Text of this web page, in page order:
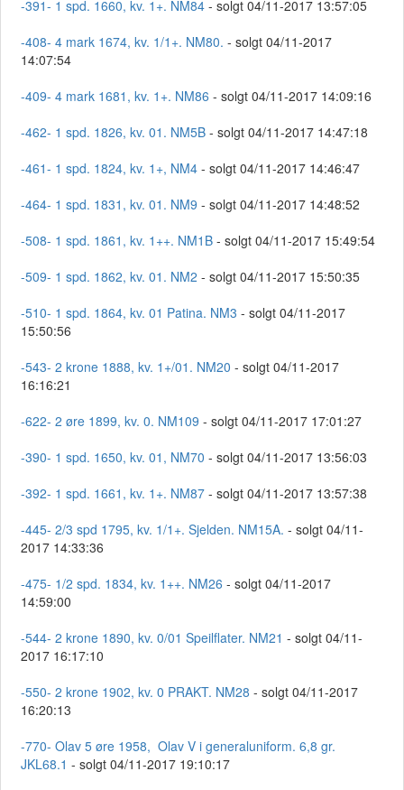
-391- 1 spd. 1660, kv. 1+. NM84 - solgt 04/11-2017 13:57:05
-408- 4 mark 1674, kv. 1/1+. NM80. - solgt 04/11-2017
14:07:54
-409- 4 mark 1681, kv. 1+. NM86 - solgt 04/11-2017 14:09:16
-462- 1 spd. 1826, kv. 01. NM5B - solgt 04/11-2017 14:47:18
-461- 1 spd. 1824, kv. 1+, NM4 - solgt 04/11-2017 14:46:47
-464- 1 spd. 1831, kv. 01. NM9 - solgt 04/11-2017 14:48:52
-508- 1 spd. 1861, kv. 1++. NM1B - solgt 04/11-2017 15:49:54
-509- 1 spd. 1862, kv. 01. NM2 - solgt 04/11-2017 15:50:35
-510- 1 spd. 1864, kv. 01 Patina. NM3 - solgt 04/11-2017
15:50:56
-543- 2 krone 1888, kv. 1+/01. NM20 - solgt 04/11-2017
16:16:21
-622- 2 øre 1899, kv. 0. NM109 - solgt 04/11-2017 17:01:27
-390- 1 spd. 1650, kv. 01, NM70 - solgt 04/11-2017 13:56:03
-392- 1 spd. 1661, kv. 1+. NM87 - solgt 04/11-2017 13:57:38
-445- 2/3 spd 1795, kv. 1/1+. Sjelden. NM15A. - solgt 04/11-
2017 14:33:36
-475- 1/2 spd. 1834, kv. 1++. NM26 - solgt 04/11-2017
14:59:00
-544- 2 krone 1890, kv. 0/01 Speilflater. NM21 - solgt 04/11-
2017 16:17:10
-550- 2 krone 1902, kv. 0 PRAKT. NM28 - solgt 04/11-2017
16:20:13
-770- Olav 5 øre 1958, Olav V i generaluniform. 6,8 gr.
JKL68.1 - solgt 04/11-2017 19:10:17